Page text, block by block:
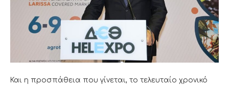
Και η προσπάθεια που γίνεται, το τελευταίο χρονικό